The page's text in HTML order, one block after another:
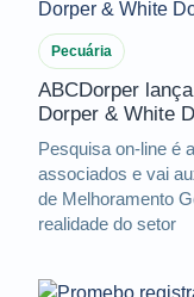
Pecuária
ABCDorper
Dorper & White
Pesquisa on-line é
associados e vai
de Melhoramento
realidade do setor